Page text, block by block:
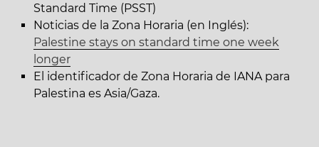
Standard Time (PSST)
Noticias de la Zona Horaria (en Inglés):
Palestine stays on standard time one week
longer
El identificador de Zona Horaria de IANA para
Palestina es Asia/Gaza.